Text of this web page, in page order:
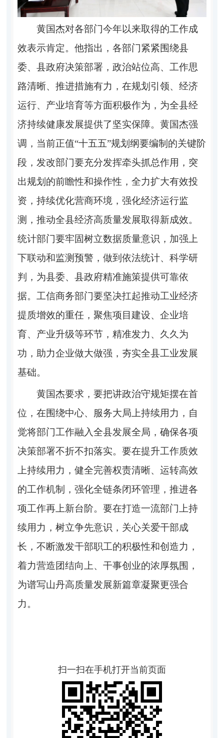
黄国杰对各部门今年以来取得的工作成
效表示肯定。他指出，各部门紧紧围绕县
委、县政府决策部署，政治站位高、工作思
路清晰、推进措施有力，在规划引领、经济
运行、产业培育等方面积极作为，为全县经
济持续健康发展提供了坚实保障。黄国杰强
调，当前正值“十五五”规划纲要编制的关键阶
段，发改部门要充分发挥牵头抓总作用，突
出规划的前瞻性和操作性，全力扩大有效投
资，持续优化营商环境，强化经济运行监
测，推动全县经济高质量发展取得新成效。
统计部门要牢固树立数据质量意识，加强上
下联动和监测预警，做到依法统计、科学研
判，为县委、县政府精准施策提供可靠依
据。工信商务部门要坚决扛起推动工业经济
提质增效的重任，聚焦项目建设、企业培
育、产业升级等环节，精准发力、久久为
功，助力企业做大做强，夯实全县工业发展
基础。
黄国杰要求，要把讲政治守规矩摆在首
位，在围绕中心、服务大局上持续用力，自
觉将部门工作融入全县发展全局，确保各项
决策部署不折不扣落实。要在提升工作质效
上持续用力，健全完善权责清晰、运转高效
的工作机制，强化全链条闭环管理，推进各
项工作再上新台阶。要在打造一流部门上持
续用力，树立争先意识，关心关爱干部成
长，不断激发干部职工的积极性和创造力，
着力营造团结向上、干事创业的浓厚氛围，
为谱写山丹高质量发展新篇章凝聚更强合
力。
扫一扫在手机打开当前页面